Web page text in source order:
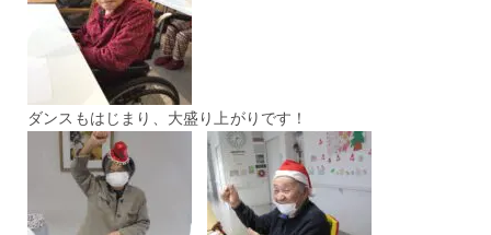
ダンスもはじまり、大盛り上がりです！